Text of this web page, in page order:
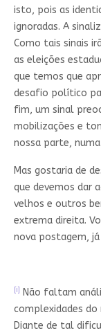
isto, pois as
ignoradas. A
Como tais sinais
as eleições
que temos que
desafio político
fim, um sinal
mobilizações e
nossa parte,
Mas gostaria de
que devemos dar
velhos e outros
extrema direita.
nova postagem,
[i] Não faltam
complexidades
Diante de tal